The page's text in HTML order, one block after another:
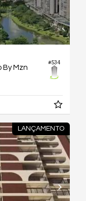
#534
By Mzn
LANÇAMENTO